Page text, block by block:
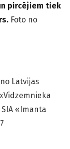
pircējiem tiek
Foto no
Latvijas
«Imanta